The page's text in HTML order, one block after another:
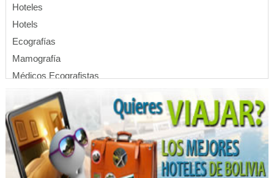
Hoteles
Hotels
Ecografías
Mamografía
Médicos Ecografistas
Fisioterapia Integral
Fisioterapia
Kinesiología
Médicos Fisioterapeutas
Neurología psicomotricidad